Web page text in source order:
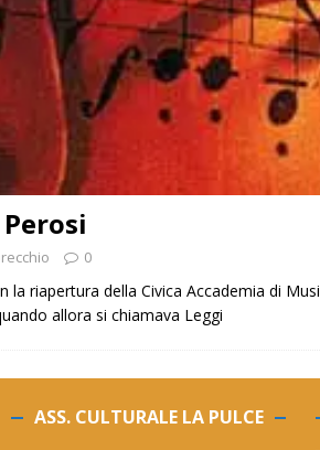
0
riapertura della Civica Accademia di
allora si chiamava Leggi
ASS. CULTURALE LA PULCE